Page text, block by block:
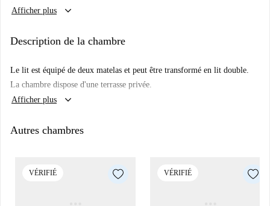
Important :
mois
Forfait charges : 60 € par mois d'acompte (si votre consommation
totale d'énergie dépasse ce montant, le dépassement sera déduit de
votre caution charges à la fin de votre séjour)
Toutes les chambres (sauf les chambres 4 et 7) sont équipées de lits
Afficher plus keyboard_arrow_down
Description de la chambre
Le lit est équipé de deux matelas et peut être transformé en lit double.
La chambre dispose d'une terrasse privée.
Afficher plus
keyboard_arrow_down
Autres chambres
VÉRIFIÉ VÉRIFIÉ